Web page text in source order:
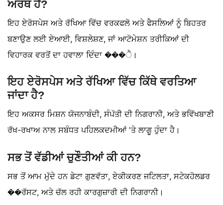
ਅਰਥ ਹੈ?
ਇਹ ਏਰੋਸਪੇਸ ਅਤੇ ਰੱਖਿਆ ਵਿੱਚ ਵਰਕਫਲੋ ਅਤੇ ਫੈਸਲਿਆਂ ਨੂੰ ਬਿਹਤਰ
ਬਣਾਉਣ ਲਈ ਏਆਈ, ਵਿਸ਼ਲੇਸ਼ਣ, ਜਾਂ ਆਟੋਮੇਸ਼ਨ ਤਰੀਕਿਆਂ ਦੀ
ਵਿਹਾਰਕ ਵਰਤੋਂ ਦਾ ਹਵਾਲਾ ਦਿੰਦਾ ���ੈ।
ਇਹ ਏਰੋਸਪੇਸ ਅਤੇ ਰੱਖਿਆ ਵਿੱਚ ਕਿੱਥੇ ਵਰਤਿਆ
ਜਾਂਦਾ ਹੈ?
ਇਹ ਅਕਸਰ ਮਿਸ਼ਨ ਯੋਜਨਾਬੰਦੀ, ਸੰਪੱਤੀ ਦੀ ਨਿਗਰਾਨੀ, ਅਤੇ ਭਵਿੱਖਬਾਣੀ
ਰੱਖ-ਰਖਾਅ ਨਾਲ ਸਬੰਧਤ ਪਹਿਲਕਦਮੀਆਂ 'ਤੇ ਲਾਗੂ ਹੁੰਦਾ ਹੈ।
ਸਭ ਤੋਂ ਵੱਡੀਆਂ ਚੁਣੌਤੀਆਂ ਕੀ ਹਨ?
ਸਭ ਤੋਂ ਆਮ ਮੁੱਦੇ ਹਨ ਡੇਟਾ ਗੁਣਵੱਤਾ, ਏਕੀਕਰਣ ਜਟਿਲਤਾ, ਸਟੇਕਹੋਲਡਰ
��ਰੱਸਟ, ਅਤੇ ਚੱਲ ਰਹੀ ਕਾਰਗੁਜ਼ਾਰੀ ਦੀ ਨਿਗਰਾਨੀ।